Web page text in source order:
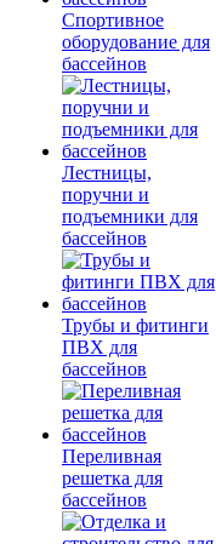
Спортивное
оборудование для
бассейнов
Лестницы,
поручни и
подъемники для
бассейнов
Трубы и фитинги
ПВХ для
бассейнов
Переливная
решетка для
бассейнов